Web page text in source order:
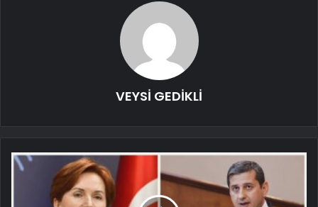
VEYSİ GEDİKLİ